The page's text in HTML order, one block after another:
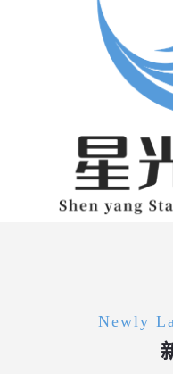
Newly